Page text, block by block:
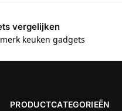
vergelijken
keuken gadgets
PRODUCTCATEGORIEËN